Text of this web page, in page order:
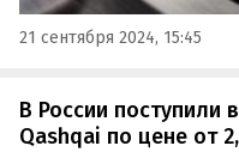
21 сентября 2024, 15:45
В России поступили
Qashqai по цене от